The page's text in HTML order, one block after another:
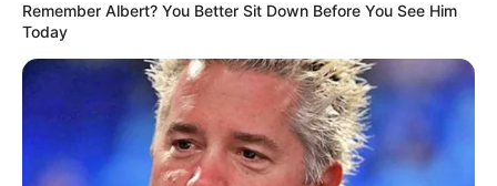
Remember Albert? You Better Sit Down Before You See Him
Today